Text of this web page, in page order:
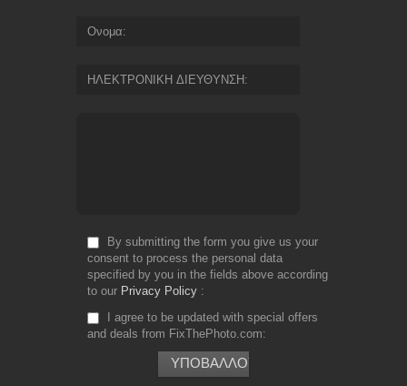
Ονομα
ΗΛΕΚΤΡΟΝΙΚΗ ΔΙΕΥΘΥΝΣΗ
By submitting the form you give us your
consent to process the personal data
specified by you in the fields above according
to our Privacy Policy
I agree to be updated with special offers
and deals from FixThePhoto.com